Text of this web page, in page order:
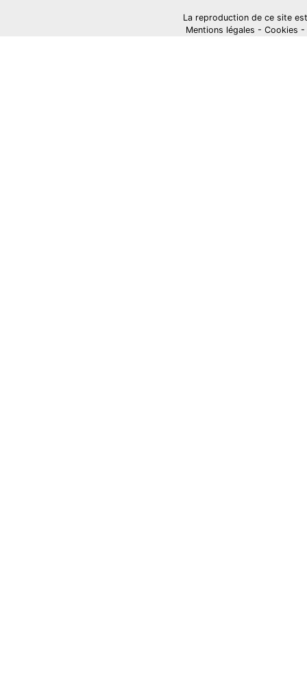
La reproduction de ce site
Mentions légales - Cookies -